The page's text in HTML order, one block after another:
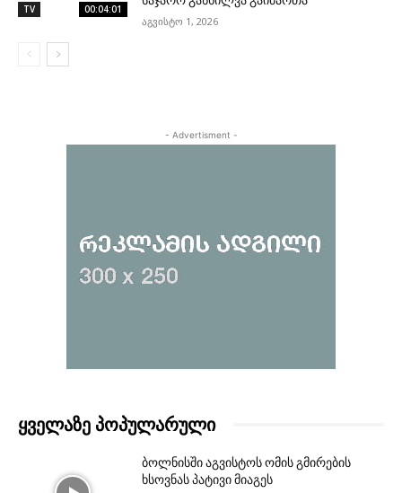
TV 00:04:01
აგვისტო 1, 2026
- Advertisment -
ᲧᲕᲔᲚᲐᲖᲔ ᲞᲝᲞᲣᲚᲐᲠᲣᲚᲘ
ბოლნისში აგვისტოს ომის გმირების
ხსოვნას პატივი მიაგეს